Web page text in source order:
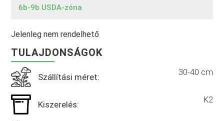
6b-9b USDA-zóna
Jelenleg nem rendelhető
TULAJDONSÁGOK
Szállítási méret: 30-40 cm
Kiszerelés: K2